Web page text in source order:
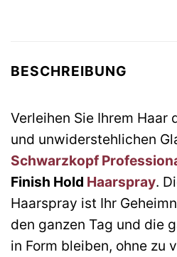
BESCHREIBUNG
Verleihen Sie Ihrem Haar
und unwiderstehlichen
Schwarzkopf
Finish Hold Haarspray.
Haarspray ist Ihr
den ganzen Tag und die
in Form bleiben, ohne zu